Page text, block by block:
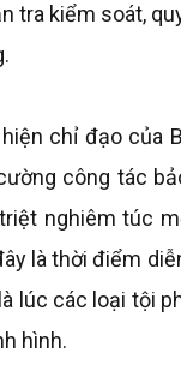
tra kiểm soát,
chỉ đạo của
công tác
nghiêm túc
là thời điểm
lúc các loại tội
hình.